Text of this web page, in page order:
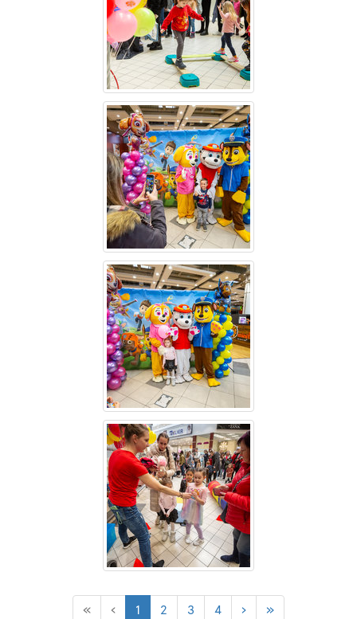
« ‹ 1 (current)
2 3 4 › »